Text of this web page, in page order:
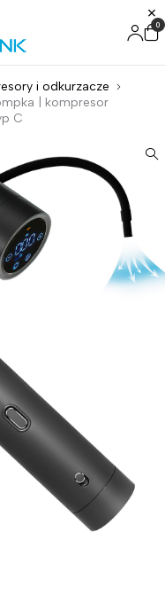
0
i odkurzacze
| kompresor
C